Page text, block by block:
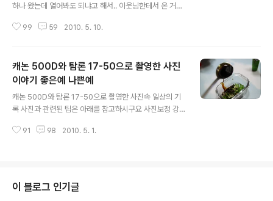
하나 왔는데 열어봐도 되냐고 해서.. 이웃님한테서 온 거니
도 포스팅하게 될지도 모르니깐 ㅎㅎㅎ (투철한 포스팅 정
하는 편인데요 알게된지 오래되진 않았지만 최근들어 이
분의 블로그를 자주 가다보니 운좋게도 선착순 이벤트에 1
등으로 댓글을 남기게 되었답니다 ^^ 음훼훼훼~ 제가 이런
건 또 빠릿빠릿한지라 ㅋㅋ 무튼..그렇게해서 받게된 이웃
님의 선물을 와이프가 열어보고 사진을 찍었다고 합니다.
이웃님이 보내주신 선물에 울 와이프 완전 감동먹었다지
99 59 2010. 5. 10.
캐논 500D와 탐론 17-50으로 촬영한 사진
이야기 좋은예 나쁜예
캐논 500D와 탐론 17-50으로 촬영한 사진속 일상의 기
록 사진과 관련된 팁은 아래를 참고하시구요 사진보정 강
우" 사진보정 강좌 "노이즈 제거 쉽고 빠르게 하는 노하우"
보정하는 방법" 오늘은 사진 속 일상 이야기중에 "좋은예
나쁜예"를 만들어 봤습니다. 1. 공원 풍경 공원풍경의 생
91 98 2010. 5. 1.
이 블로그 인기글